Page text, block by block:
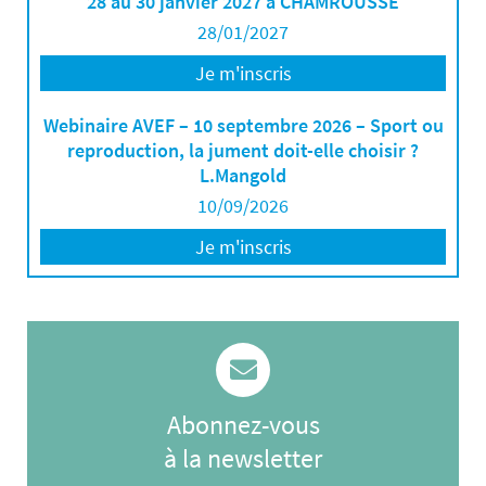
28/01/2027
Je m'inscris
Webinaire AVEF – 10 septembre 2026 – Sport ou
reproduction, la jument doit-elle choisir ?
L.Mangold
10/09/2026
Je m'inscris
Abonnez-vous
à la newsletter